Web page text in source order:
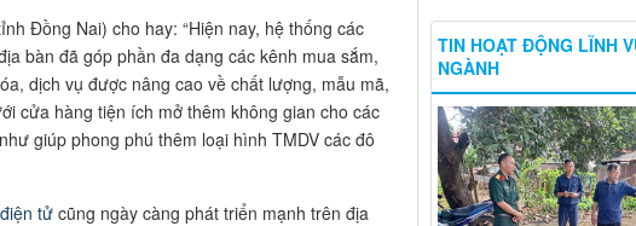
Đồng Nai) cho hay: “Hiện nay, hệ thống các
bàn đã góp phần đa dạng các kênh mua sắm,
dịch vụ được nâng cao về chất lượng, mẫu mã,
cửa hàng tiện ích mở thêm không gian cho các
giúp phong phú thêm loại hình TMDV các đô
tửcũng ngày càng phát triển mạnh trên địa
TIN HOẠT ĐỘNG LĨNH
NGÀNH